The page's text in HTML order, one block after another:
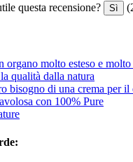
questa recensione? Sì
organo molto esteso e molto
qualità dalla natura
bisogno di una crema per il
con 100% Pure